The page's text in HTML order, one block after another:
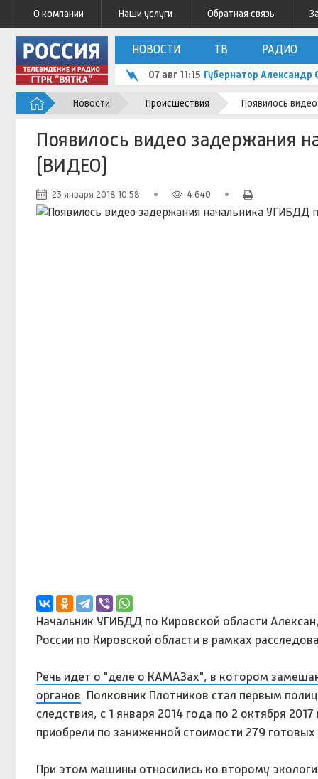
О компании Наши услуги Обратная связь
НОВОСТИ ТВ РАДИО
07 авг 11:15 Губернатор
Новости Происшествия Появилось
Появилось видео задержания
(ВИДЕО)
23 января 2018 10:58 4 640
Начальник УГИБДД по Кировской области
России по Кировской области в рамках
Речь идет о "деле о КАМАЗах", в котором
органов. Полковник Плотников стал первым
следствия, с 1 января 2014 года по 2 октября
приобрели по заниженной стоимости 279
При этом машины относились ко второму